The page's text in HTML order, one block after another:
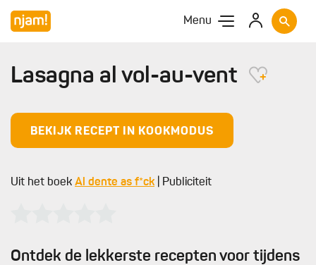
Menu
Lasagna al vol-au-vent
BEKIJK RECEPT IN KOOKMODUS
Uit het boek Al dente as f*ck | Publiciteit
Ontdek de lekkerste recepten voor tijdens